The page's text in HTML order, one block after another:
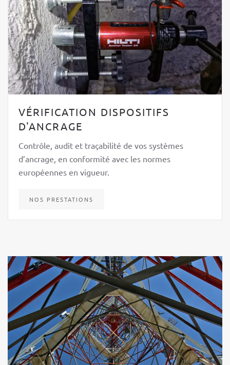
VÉRIFICATION DISPOSITIFS
D'ANCRAGE
Contrôle, audit et traçabilité de vos systèmes
d’ancrage, en conformité avec les normes
européennes en vigueur.
NOS PRESTATIONS